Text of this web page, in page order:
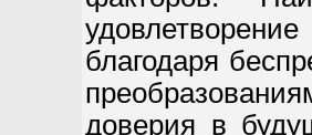
благодаря
доверия в